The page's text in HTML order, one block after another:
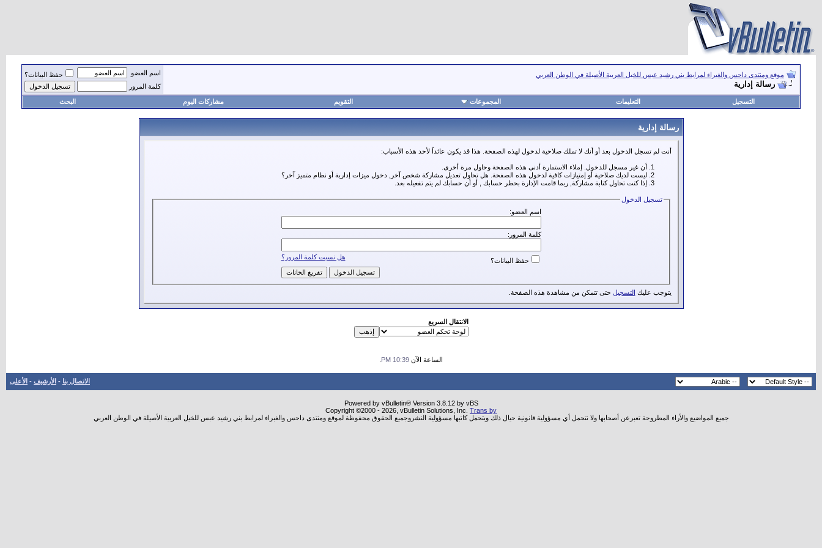
موقع ومنتدى داحس والغبراء لمرابط بني رشيد عبس للخيل العربية الأصيلة في الوطن العربي
رسالة إدارية
اسم العضو
حفظ البيانات؟
كلمة المرور
التسجيل التعليمات المجموعات التقويم مشاركات اليوم البحث
رسالة إدارية
أنت لم تسجل الدخول بعد أو أنك لا تملك صلاحية لدخول لهذه الصفحة. هذا قد يكون عائداً لأحد هذه الأسباب:
أن غير مسجل للدخول. إملاء الاستمارة أدنى هذه الصفحة وحاول مرة أخرى.
ليست لديك صلاحية أو إمتيازات كافية لدخول هذه الصفحة. هل تحاول تعديل مشاركة شخص آخر, دخول ميزات إدارية أو نظام متميز آخر؟
إذا كنت تحاول كتابة مشاركة, ربما قامت الإدارة بحظر حسابك , أو أن حسابك لم يتم تفعيله بعد.
تسجيل الدخول
اسم العضو:
كلمة المرور:
هل نسيت كلمة المرور؟ حفظ البيانات؟
يتوجب عليك التسجيل حتى تتمكن من مشاهدة هذه الصفحة.
الانتقال السريع
الساعة الآن 10:39 PM
الاتصال بنا - الأرشيف - الأعلى
Powered by vBulletin® Version 3.8.12 by vBS
Copyright ©2000 - 2026, vBulletin Solutions, Inc. Trans by
جميع المواضيع والأراء المطروحة تعبرعن أصحابها ولا نتحمل أي مسؤولية قانونية حيال ذلك ويتحمل كاتبها مسؤولية النشروجميع الحقوق محفوظة لموقع ومنتدى داحس والغبراء لمرابط بني رشيد عبس للخيل العربية الأصيلة في الوطن العربي